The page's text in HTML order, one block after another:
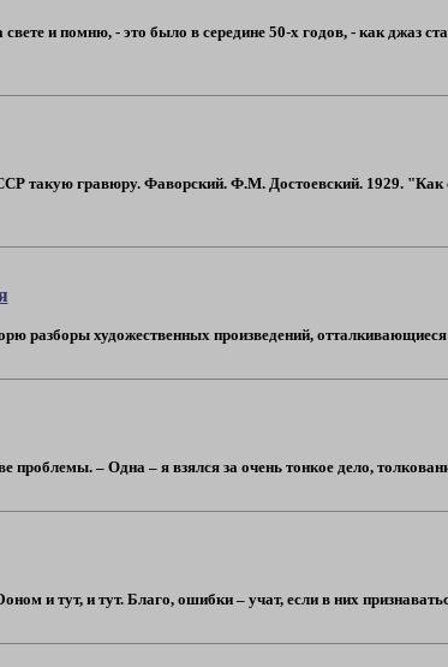
и помню, - это было в середине 50-х годов, - как джаз
такую гравюру. Фаворский. Ф.М. Достоевский. 1929.
разборы художественных произведений,
проблемы. – Одна – я взялся за очень тонкое дело,
и тут, и тут. Благо, ошибки – учат, если в них